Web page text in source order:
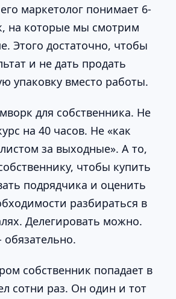
маркетолог понимает 6-
на которые мы смотрим
Этого достаточно, чтобы
и не дать продать
упаковку вместо работы.
для собственника. Не
на 40 часов. Не «как
за выходные». А то,
чтобы купить
подрядчика и оценить
разбираться в
Делегировать можно.
собственник попадает в
сотни раз. Он один и тот